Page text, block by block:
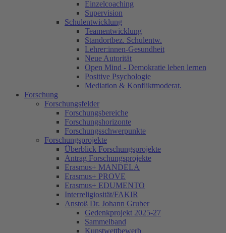
Einzelcoaching
Supervision
Schulentwicklung
Teamentwicklung
Standortbez. Schulentw.
Lehrer:innen-Gesundheit
Neue Autorität
Open Mind - Demokratie leben lernen
Positive Psychologie
Mediation & Konfliktmoderat.
Forschung
Forschungsfelder
Forschungsbereiche
Forschungshorizonte
Forschungsschwerpunkte
Forschungsprojekte
Überblick Forschungsprojekte
Antrag Forschungsprojekte
Erasmus+ MANDELA
Erasmus+ PROVE
Erasmus+ EDUMENTO
Interreligiosität/FAKIR
Anstoß Dr. Johann Gruber
Gedenkprojekt 2025-27
Sammelband
Kunstwettbewerb